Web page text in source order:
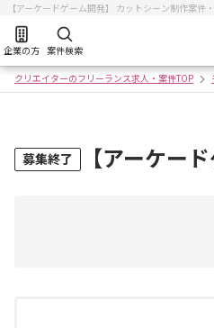
【アーケードゲーム開発】 カットシーン制作案
企業の方 案件検索
クリエイターのフリーランス求人・案件TOP
募集終了 【アーケー